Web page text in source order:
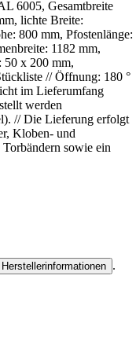
6005, Gesamtbreite
lichte Breite:
800 mm, Pfostenlänge:
1182 mm,
50 x 200 mm,
// Öffnung: 180 °
im Lieferumfang
werden
// Die Lieferung erfolgt
Kloben- und
sowie ein
Herstellerinformationen .